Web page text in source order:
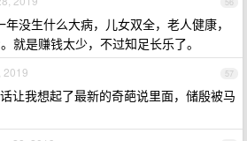
没生什么大病，儿女双全，老人健康，
就是赚钱太少，不过知足长乐了。
57
2019
让我想起了最新的奇葩说里面，储殷被马